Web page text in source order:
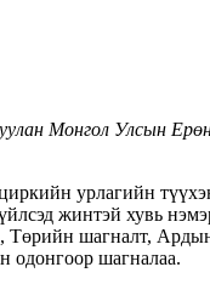
Монгол Улсын
урлагийн
жинтэй хувь
Төрийн шагналт,
одонгоор шагналаа.